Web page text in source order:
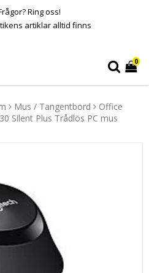
Ring oss!
artiklar alltid finns
0
Mus / Tangentbord
Office
Silent Plus Trådlös PC mus